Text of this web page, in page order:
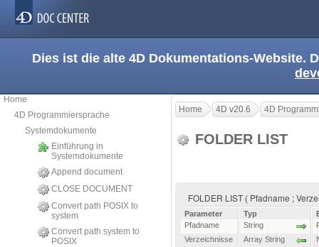
Dies ist die alte 4D Dokumentations-Website.
Home
4D Programmiersprache
Systemdokumente
Einführung in
Systemdokumente
Append document
CLOSE DOCUMENT
Convert path POSIX to
system
Convert path system to
POSIX
Home 4D v20.6 4D
FOLDER LIST
FOLDER LIST ( Pfadname ;
Parameter Typ
Pfadname
String
Verzeichnisse
Array String